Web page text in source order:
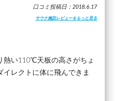
口コミ投稿日：2018.6.17
サウナ施設レビューをもっと見る
熱い110℃天板の高さがちょ
イレクトに体に飛んできま